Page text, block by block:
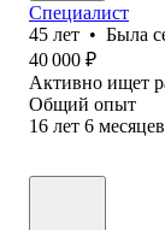
Специалист
45 лет • Была
40 000 ₽
Активно ищет
Общий опыт
16 лет 6 месяцев